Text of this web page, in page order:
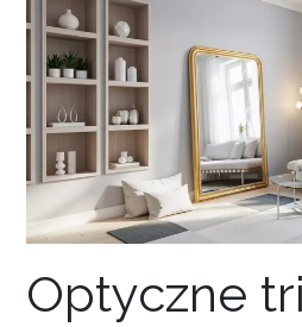
Optyczne